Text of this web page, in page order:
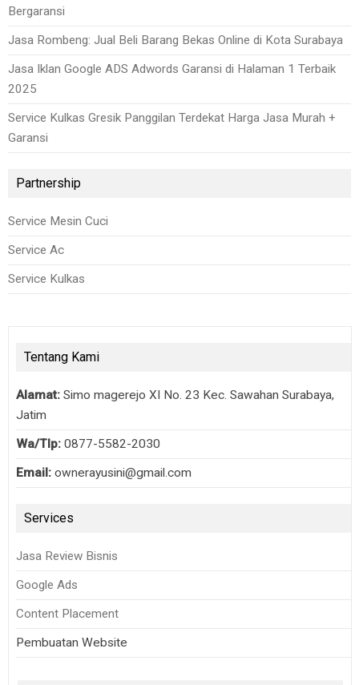
Bergaransi
Jasa Rombeng: Jual Beli Barang Bekas Online di Kota Surabaya
Jasa Iklan Google ADS Adwords Garansi di Halaman 1 Terbaik
2025
Service Kulkas Gresik Panggilan Terdekat Harga Jasa Murah +
Garansi
Partnership
Service Mesin Cuci
Service Ac
Service Kulkas
Tentang Kami
Alamat:Simo magerejo XI No. 23 Kec. Sawahan Surabaya,
Jatim
Wa/Tlp:0877-5582-2030
Email:ownerayusini@gmail.com
Services
Jasa Review Bisnis
Google Ads
Content Placement
Pembuatan Website